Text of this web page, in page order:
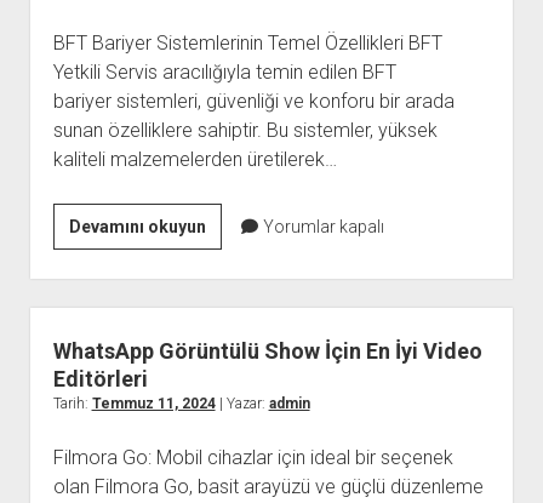
BFT Bariyer Sistemlerinin Temel Özellikleri BFT
Yetkili Servis aracılığıyla temin edilen BFT
bariyer sistemleri, güvenliği ve konforu bir arada
sunan özelliklere sahiptir. Bu sistemler, yüksek
kaliteli malzemelerden üretilerek…
Devamını okuyunBFT
Bariyer
Sistemlerinin
Özellikleri
Yorumlar kapalı
WhatsApp Görüntülü Show İçin En İyi Video
Editörleri
Tarih: Temmuz 11, 2024| Yazar: admin
Filmora Go: Mobil cihazlar için ideal bir seçenek
olan Filmora Go, basit arayüzü ve güçlü düzenleme